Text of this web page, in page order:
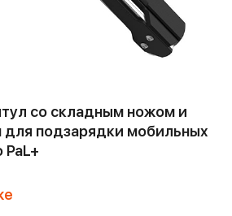
со складным ножом и
для подзарядки мобильных
PaL+